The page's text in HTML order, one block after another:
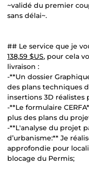
~validé du premier
sans délai~.
## Le service que je
138,59 $US, pour cela
livraison :
-**Un dossier
des plans techniques
insertions 3D réalistes
-**Le formulaire
plus des plans du
-**L'analyse du projet
d’urbanisme:** Je
approfondie pour
blocage du Permis;